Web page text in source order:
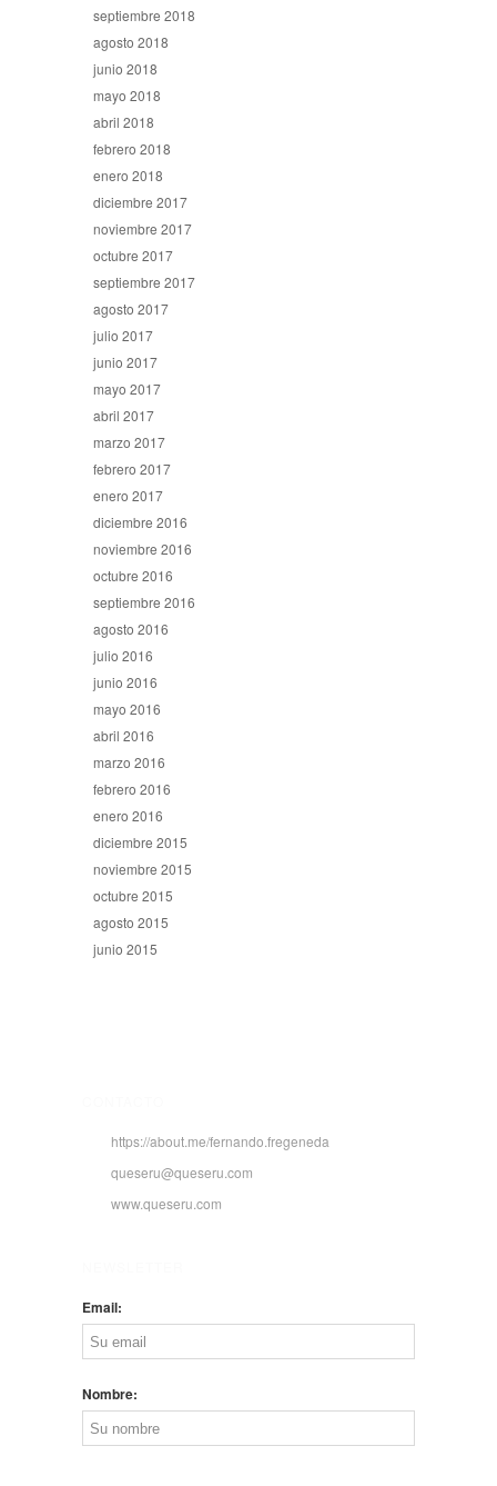
septiembre 2018
agosto 2018
junio 2018
mayo 2018
abril 2018
febrero 2018
enero 2018
diciembre 2017
noviembre 2017
octubre 2017
septiembre 2017
agosto 2017
julio 2017
junio 2017
mayo 2017
abril 2017
marzo 2017
febrero 2017
enero 2017
diciembre 2016
noviembre 2016
octubre 2016
septiembre 2016
agosto 2016
julio 2016
junio 2016
mayo 2016
abril 2016
marzo 2016
febrero 2016
enero 2016
diciembre 2015
noviembre 2015
octubre 2015
agosto 2015
junio 2015
https://about.me/fernando.fregeneda
queseru@queseru.com
www.queseru.com
Email:
Nombre: